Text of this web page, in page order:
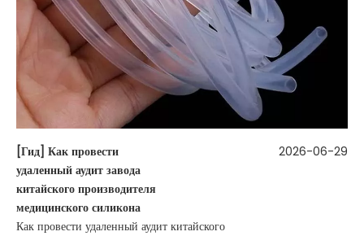
[Гид] Как провести
удаленный аудит завода
китайского производителя
медицинского силикона
Как провести удаленный аудит китайского
2026-06-29